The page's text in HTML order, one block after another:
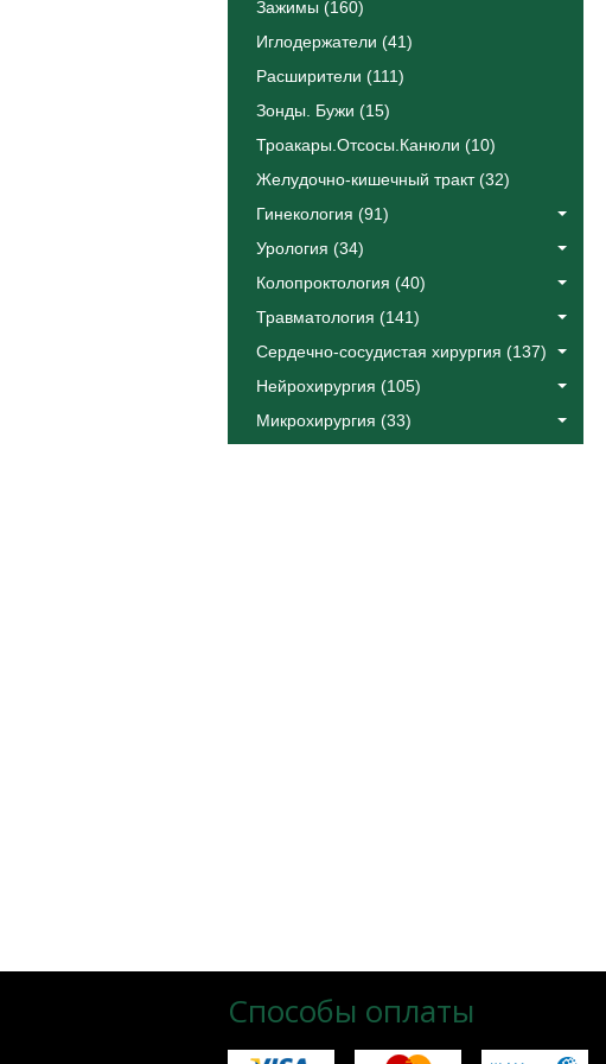
Зажимы (160)
Иглодержатели (41)
Расширители (111)
Зонды. Бужи (15)
Троакары.Отсосы.Канюли (10)
Желудочно-кишечный тракт (32)
Гинекология (91)
Урология (34)
Колопроктология (40)
Травматология (141)
Сердечно-сосудистая хирургия (137)
Нейрохирургия (105)
Микрохирургия (33)
Способы оплаты